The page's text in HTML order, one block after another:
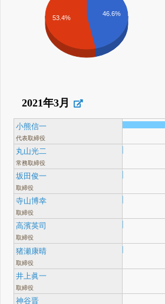
46.6%
53.4%
2021年3月
小熊信一
代表取締役
丸山光二
常務取締役
坂田俊一
取締役
寺山博幸
取締役
高濱英司
取締役
猪瀬康晴
取締役
井上眞一
取締役
神谷晋